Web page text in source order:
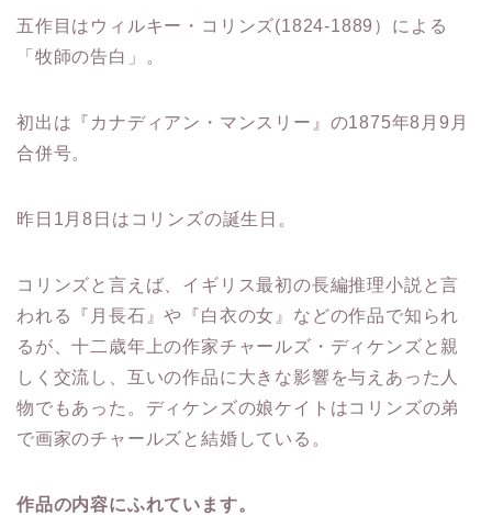
五作目はウィルキー・コリンズ(1824-1889）による
「牧師の告白」。
初出は『カナディアン・マンスリー』の1875年8月9月
合併号。
昨日1月8日はコリンズの誕生日。
コリンズと言えば、イギリス最初の長編推理小説と言
われる『月長石』や『白衣の女』などの作品で知られ
るが、十二歳年上の作家チャールズ・ディケンズと親
しく交流し、互いの作品に大きな影響を与えあった人
物でもあった。ディケンズの娘ケイトはコリンズの弟
で画家のチャールズと結婚している。
作品の内容にふれています。